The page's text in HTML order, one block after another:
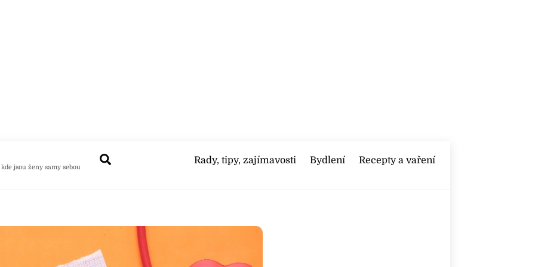
kde jsou ženy samy sebou
Rady, tipy, zajímavosti Bydlení Recepty a vaření